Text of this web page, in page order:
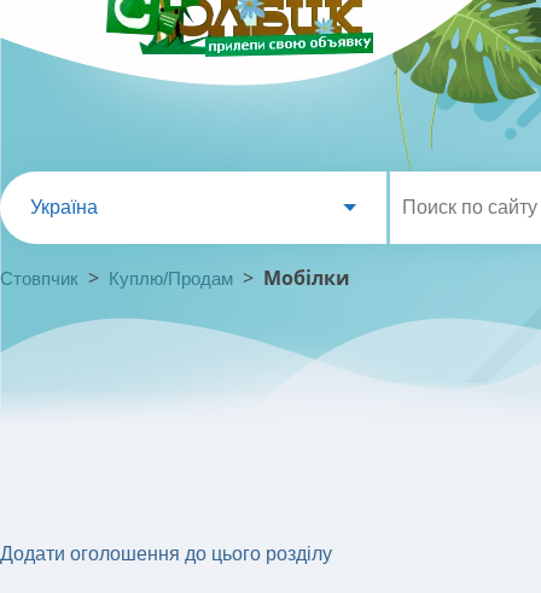
Україна
Стовпчик > Куплю/Продам > Мобілки
Додати оголошення до цього розділу